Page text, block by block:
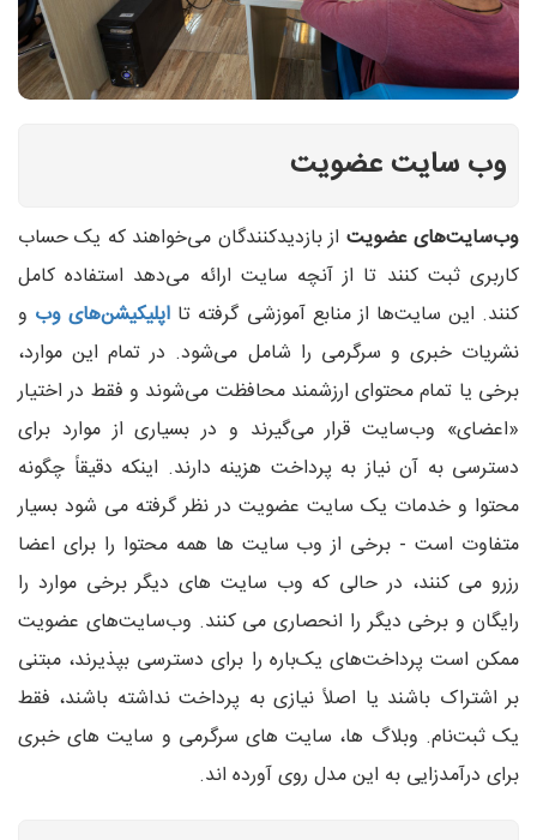
وب سایت عضویت
وب‌سایت‌های عضویت از بازدیدکنندگان می‌خواهند که یک حساب
کاربری ثبت کنند تا از آنچه سایت ارائه می‌دهد استفاده کامل
کنند. این سایت‌ها از منابع آموزشی گرفته تا اپلیکیشن‌های وب و
نشریات خبری و سرگرمی را شامل می‌شود. در تمام این موارد،
برخی یا تمام محتوای ارزشمند محافظت می‌شوند و فقط در اختیار
«اعضای» وب‌سایت قرار می‌گیرند و در بسیاری از موارد برای
دسترسی به آن نیاز به پرداخت هزینه دارند. اینکه دقیقاً چگونه
محتوا و خدمات یک سایت عضویت در نظر گرفته می شود بسیار
متفاوت است - برخی از وب سایت ها همه محتوا را برای اعضا
رزرو می کنند، در حالی که وب سایت های دیگر برخی موارد را
رایگان و برخی دیگر را انحصاری می کنند. وب‌سایت‌های عضویت
ممکن است پرداخت‌های یک‌باره را برای دسترسی بپذیرند، مبتنی
بر اشتراک باشند یا اصلاً نیازی به پرداخت نداشته باشند، فقط
یک ثبت‌نام. وبلاگ ها، سایت های سرگرمی و سایت های خبری
برای درآمدزایی به این مدل روی آورده اند.